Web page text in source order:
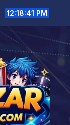
12:18:42 PM